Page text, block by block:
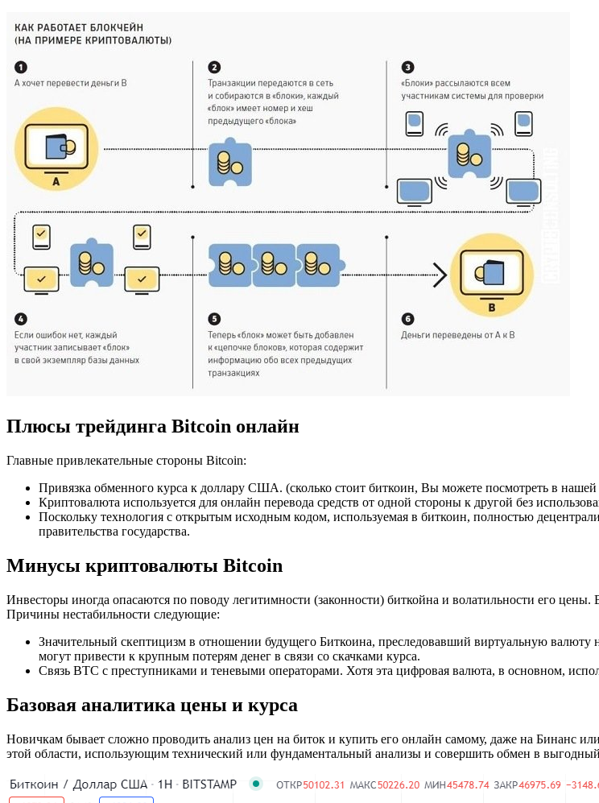
Плюсы трейдинга Bitcoin онлайн
Главные привлекательные стороны Bitcoin:
Привязка обменного курса к доллару США. (сколько стоит биткоин, Вы можете посмотреть в
Криптовалюта используется для онлайн перевода средств от одной стороны к другой без
Поскольку технология с открытым исходным кодом, используемая в биткоин, полностью
правительства государства.
Минусы криптовалюты Bitcoin
Инвесторы иногда опасаются по поводу легитимности (законности) биткойна и волатильности его
Причины нестабильности следующие:
Значительный скептицизм в отношении будущего Биткоина, преследовавший виртуальную
могут привести к крупным потерям денег в связи со скачками курса.
Связь BTC с преступниками и теневыми операторами. Хотя эта цифровая валюта, в основном,
Базовая аналитика цены и курса
Новичкам бывает сложно проводить анализ цен на биток и купить его онлайн самому, даже на Бинанс
этой области, использующим технический или фундаментальный анализы и совершить обмен в